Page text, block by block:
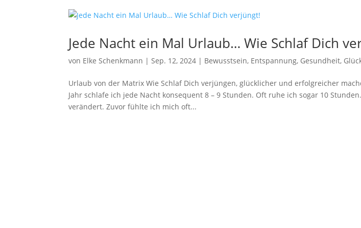
Jede Nacht ein Mal Urlaub… Wie Schlaf Dich
von Elke Schenkmann |Sep. 12, 2024 | Bewusstsein, Entspannung, Gesundheit,
Urlaub von der Matrix Wie Schlaf Dich verjüngen, glücklicher und erfolgreicher
Jahr schlafe ich jede Nacht konsequent 8 – 9 Stunden. Oft ruhe ich sogar 10
verändert. Zuvor fühlte ich mich oft...